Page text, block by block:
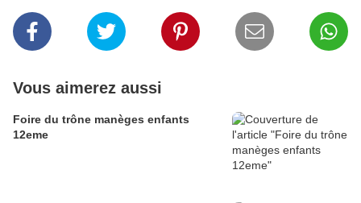
Vous aimerez aussi
Foire du trône manèges enfants
12eme